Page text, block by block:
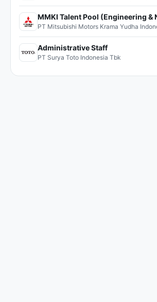
PT Mitsubishi Motors Krama Yudha
Administrative Staff
PT Surya Toto Indonesia Tbk